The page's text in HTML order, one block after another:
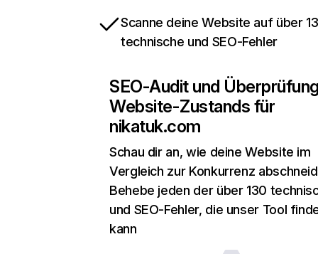
Scanne deine Website auf über
technische und SEO-Fehler
SEO-Audit und
Website-Zustands für
nikatuk.com
Schau dir an, wie deine Website im
Vergleich zur Konkurrenz
Behebe jeden der über 130
und SEO-Fehler, die unser Tool
kann